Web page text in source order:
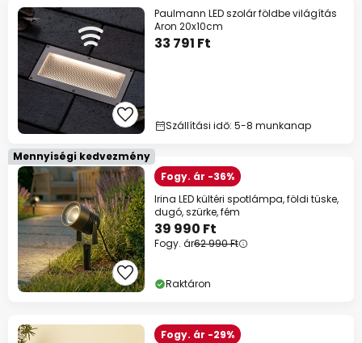
Paulmann LED szolár földbe világítás
Aron 20x10cm
33 791 Ft
Szállítási idő: 5-8 munkanap
Mennyiségi kedvezmény
Fogy. ár -36%
Irina LED kültéri spotlámpa, földi tüske,
dugó, szürke, fém
39 990 Ft
Fogy. ár62 990 Ft
Raktáron
Fogy. ár -29%